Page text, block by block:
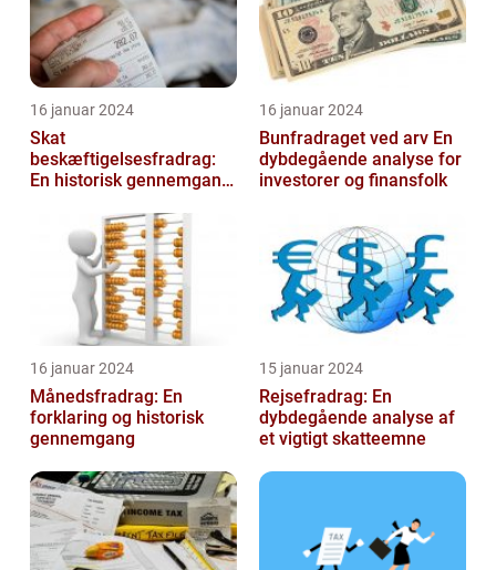
16 januar 2024
Skat
beskæftigelsesfradrag:
En historisk gennemgang
skattefritagelsesprogram
for inves...
16 januar 2024
Bunfradraget ved arv En
dybdegående analyse for
investorer og finansfolk
16 januar 2024
Månedsfradrag: En
forklaring og historisk
gennemgang
15 januar 2024
Rejsefradrag: En
dybdegående analyse af
et vigtigt skatteemne